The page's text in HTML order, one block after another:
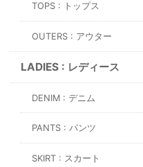
TOPS : トップス
OUTERS : アウター
LADIES : レディース
DENIM : デニム
PANTS : パンツ
SKIRT : スカート